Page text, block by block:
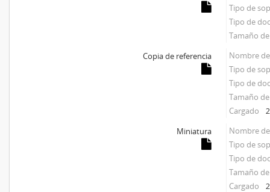
Tipo de
Tipo de
Tamaño
Copia de referencia
Nombre
Tipo de
Tipo de
Tamaño
Cargado
Miniatura
Nombre
Tipo de
Tipo de
Tamaño
Cargado